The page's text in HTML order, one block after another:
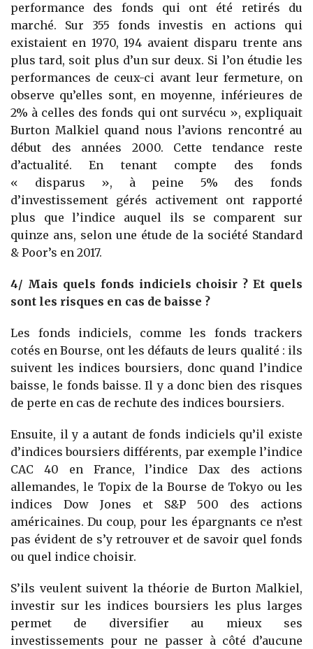
performance des fonds qui ont été retirés du
marché. Sur 355 fonds investis en actions qui
existaient en 1970, 194 avaient disparu trente ans
plus tard, soit plus d’un sur deux. Si l’on étudie les
performances de ceux-ci avant leur fermeture, on
observe qu’elles sont, en moyenne, inférieures de
2% à celles des fonds qui ont survécu », expliquait
Burton Malkiel quand nous l’avions rencontré au
début des années 2000. Cette tendance reste
d’actualité. En tenant compte des fonds
« disparus », à peine 5% des fonds
d’investissement gérés activement ont rapporté
plus que l’indice auquel ils se comparent sur
quinze ans, selon une étude de la société Standard
& Poor’s en 2017.
4/ Mais quels fonds indiciels choisir ? Et quels
sont les risques en cas de baisse ?
Les fonds indiciels, comme les fonds trackers
cotés en Bourse, ont les défauts de leurs qualité : ils
suivent les indices boursiers, donc quand l’indice
baisse, le fonds baisse. Il y a donc bien des risques
de perte en cas de rechute des indices boursiers.
Ensuite, il y a autant de fonds indiciels qu’il existe
d’indices boursiers différents, par exemple l’indice
CAC 40 en France, l’indice Dax des actions
allemandes, le Topix de la Bourse de Tokyo ou les
indices Dow Jones et S&P 500 des actions
américaines. Du coup, pour les épargnants ce n’est
pas évident de s’y retrouver et de savoir quel fonds
ou quel indice choisir.
S’ils veulent suivent la théorie de Burton Malkiel,
investir sur les indices boursiers les plus larges
permet de diversifier au mieux ses
investissements pour ne passer à côté d’aucune